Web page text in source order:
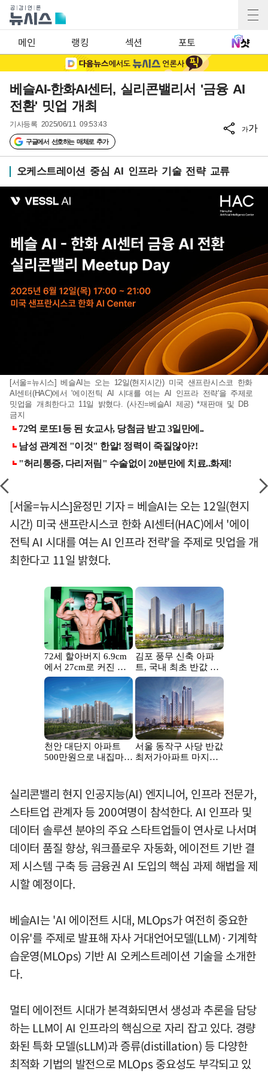
메인 랭킹 섹션 포토
베슬AI-한화AI센터, 실리콘밸리서 '금융 AI
전환' 밋업 개최
기사등록 2025/06/11 09:53:43
구글에서 선호하는 매체로 추가
가가
오케스트레이션 중심 AI 인프라 기술 전략 교류
[서울=뉴시스] 베슬AI는 오는 12일(현지시간) 미국 샌프란시스코 한화
AI센터(HAC)에서 '에이전틱 AI 시대를 여는 AI 인프라 전략'을 주제로
밋업을 개최한다고 11일 밝혔다. (사진=베슬AI 제공) *재판매 및 DB
금지
[서울=뉴시스]윤정민 기자 = 베슬AI는 오는 12일(현지
시간) 미국 샌프란시스코 한화 AI센터(HAC)에서 '에이
전틱 AI 시대를 여는 AI 인프라 전략'을 주제로 밋업을 개
최한다고 11일 밝혔다.
실리콘밸리 현지 인공지능(AI) 엔지니어, 인프라 전문가,
스타트업 관계자 등 200여명이 참석한다. AI 인프라 및
데이터 솔루션 분야의 주요 스타트업들이 연사로 나서며
데이터 품질 향상, 워크플로우 자동화, 에이전트 기반 결
제 시스템 구축 등 금융권 AI 도입의 핵심 과제 해법을 제
시할 예정이다.
베슬AI는 'AI 에이전트 시대, MLOps가 여전히 중요한
이유'를 주제로 발표해 자사 거대언어모델(LLM)·기계학
습운영(MLOps) 기반 AI 오케스트레이션 기술을 소개한
다.
멀티 에이전트 시대가 본격화되면서 생성과 추론을 담당
하는 LLM이 AI 인프라의 핵심으로 자리 잡고 있다. 경량
화된 특화 모델(sLLM)과 증류(distillation) 등 다양한
최적화 기법의 발전으로 MLOps 중요성도 부각되고 있